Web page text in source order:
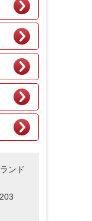
ンド